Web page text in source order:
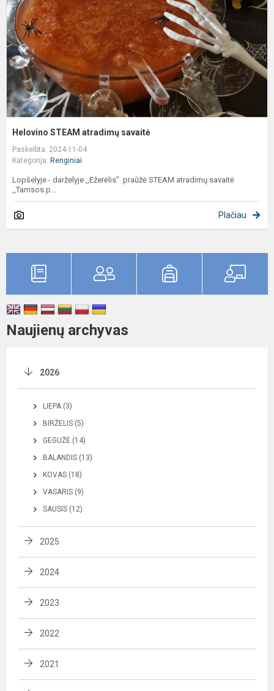
Helovino STEAM atradimų savaitė
Paskelbta: 2024-11-04
Kategorija: Renginiai
Lopšelyje - darželyje ,,Ežerėlis" praūžė STEAM atradimų savaitė
,,Tamsos p...
Plačiau
Naujienų archyvas
2026
LIEPA (3)
BIRŽELIS (5)
GEGUŽĖ (14)
BALANDIS (13)
KOVAS (18)
VASARIS (9)
SAUSIS (12)
2025
2024
2023
2022
2021